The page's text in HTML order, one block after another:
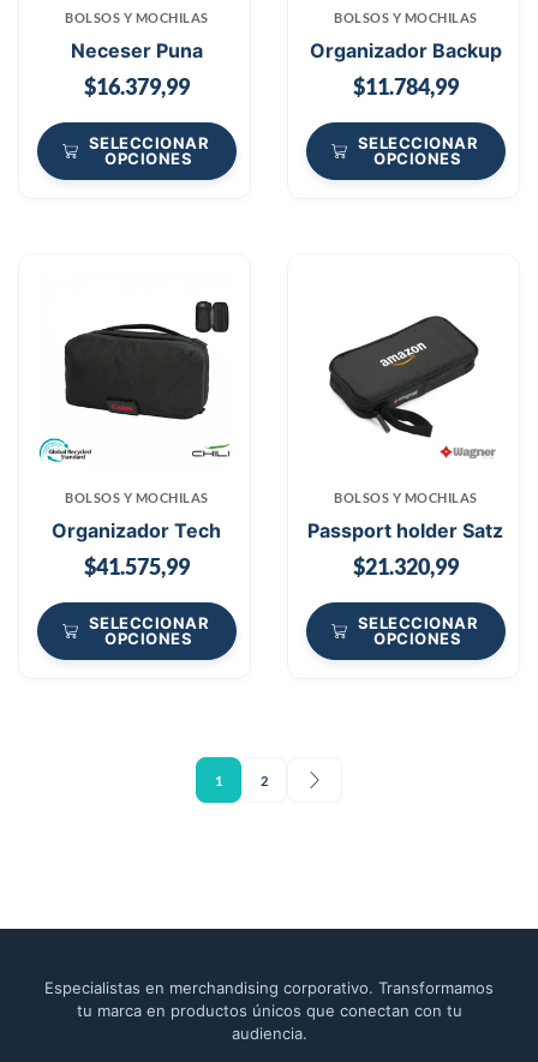
BOLSOS Y MOCHILAS
Neceser Puna
$16.379,99
SELECCIONAR
OPCIONES
BOLSOS Y MOCHILAS
Organizador Backup
$11.784,99
SELECCIONAR
OPCIONES
BOLSOS Y MOCHILAS
Organizador Tech
$41.575,99
SELECCIONAR
OPCIONES
BOLSOS Y MOCHILAS
Passport holder Satz
$21.320,99
SELECCIONAR
OPCIONES
1 2
Especialistas en merchandising corporativo. Transformamos
tu marca en productos únicos que conectan con tu
audiencia.